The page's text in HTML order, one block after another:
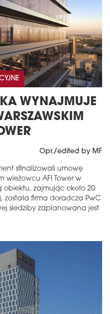
WYNAJMUJE
Opr./edited by MF
sfinalizowali umowę
wieżowcu AFI Tower w
obiektu, zajmując około 20
została firma doradcza PwC
siedziby zaplanowana jest